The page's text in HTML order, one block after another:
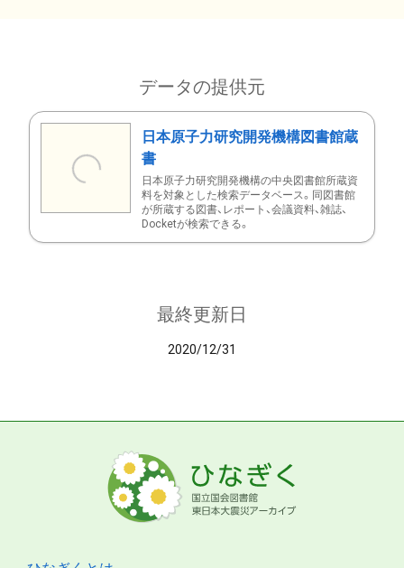
データの提供元
日本原子力研究開発機構図書館蔵
書
日本原子力研究開発機構の中央図書館所蔵資
料を対象とした検索データベース。同図書館
が所蔵する図書、レポート、会議資料、雑誌、
Docketが検索できる。
最終更新日
2020/12/31